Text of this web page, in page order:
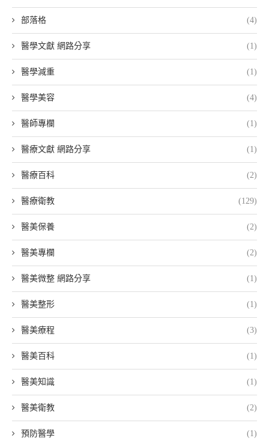
部落格 (4)
醫學文獻 網路分享 (1)
醫學減重 (1)
醫學美容 (4)
醫師專欄 (1)
醫療文獻 網路分享 (1)
醫療百科 (2)
醫療衛教 (129)
醫美保養 (2)
醫美專欄 (2)
醫美微整 網路分享 (1)
醫美整形 (1)
醫美療程 (3)
醫美百科 (1)
醫美知識 (1)
醫美衛教 (2)
預防醫學 (1)